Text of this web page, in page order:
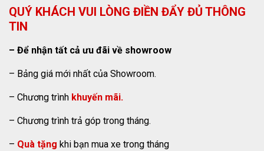
QUÝ KHÁCH VUI LÒNG ĐIỀN ĐẨY ĐỦ THÔNG
TIN
– Để nhận tất cả ưu đãi về showroow
– Bảng giá mới nhất của Showroom.
– Chương trình khuyến mãi.
– Chương trình trả góp trong tháng.
– Quà tặng khi bạn mua xe trong tháng